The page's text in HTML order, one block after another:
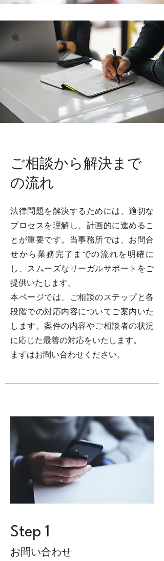
ご相談から解決まで
の流れ
法律問題を解決するためには、適切な
プロセスを理解し、計画的に進めるこ
とが重要です。当事務所では、お問合
せから業務完了までの流れを明確に
し、スムーズなリーガルサポートをご
提供いたします。
本ページでは、ご相談のステップと各
段階での対応内容についてご案内いた
します。案件の内容やご相談者の状況
に応じた最善の対応をいたします。
まずはお問い合わせください。
Step 1
お問い合わせ